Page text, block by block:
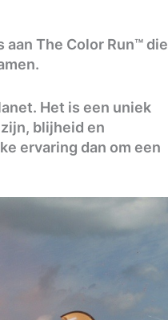
The Color Run™ die
Het is een uniek
blijheid en
ervaring dan om een